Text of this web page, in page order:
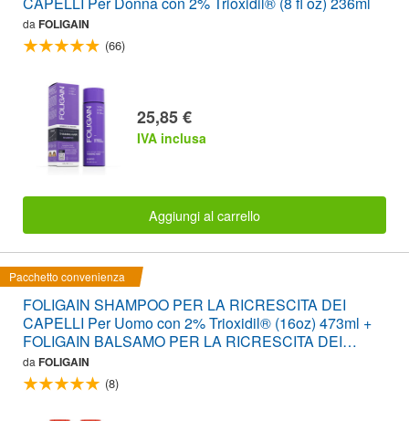
da FOLIGAIN
(66)
25,85 €
IVA inclusa
Aggiungi al carrello
Pacchetto convenienza
FOLIGAIN SHAMPOO PER LA RICRESCITA DEI
CAPELLI Per Uomo con 2% Trioxidil® (16oz) 473ml +
FOLIGAIN BALSAMO PER LA RICRESCITA DEI
CAPELLI Per Uomo con 2% Trioxidil® (16oz) 473ml
PACCO CONVENIENZA
da FOLIGAIN
(8)